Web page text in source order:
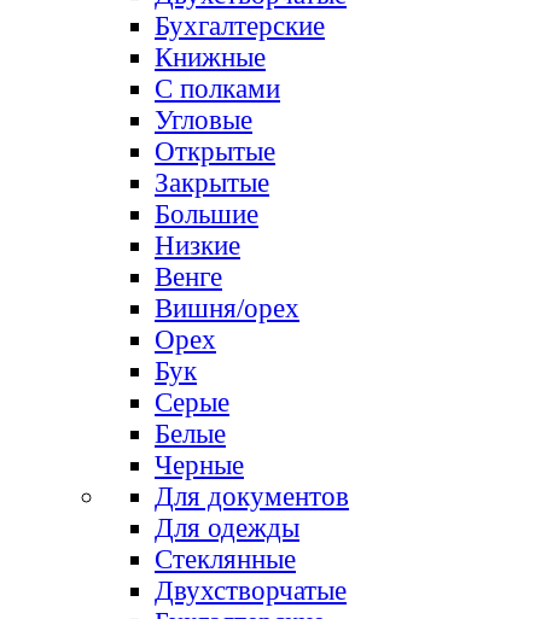
Бухгалтерские
Книжные
С полками
Угловые
Открытые
Закрытые
Большие
Низкие
Венге
Вишня/орех
Орех
Бук
Серые
Белые
Черные
Для документов
Для одежды
Стеклянные
Двухстворчатые